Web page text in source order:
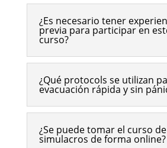
¿Es necesario tener
previa para participar en
curso?
¿Qué protocols se utilizan
evacuación rápida y sin
¿Se puede tomar el curso de
simulacros de forma online?